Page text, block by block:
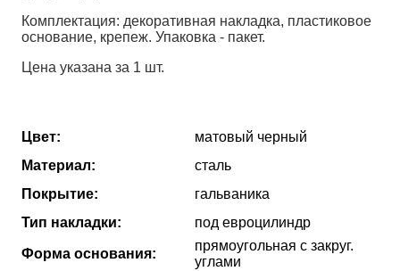
Комплектация: декоративная накладка, пластиковое
основание, крепеж. Упаковка - пакет.
Цена указана за 1 шт.
Цвет:
матовый черный
Материал:
сталь
Покрытие:
гальваника
Тип накладки:
под евроцилиндр
Форма основания:
прямоугольная с закруг.
углами